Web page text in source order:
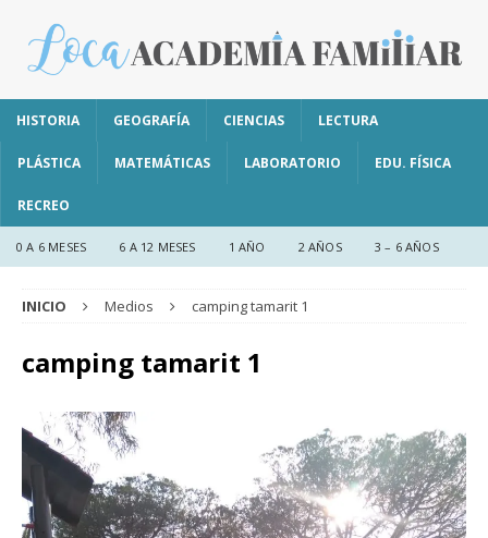
HISTORIA GEOGRAFÍA CIENCIAS LECTURA
PLÁSTICA MATEMÁTICAS LABORATORIO EDU. FÍSICA
RECREO
0 A 6 MESES 6 A 12 MESES 1 AÑO 2 AÑOS 3 – 6 AÑOS
INICIO Medios camping tamarit 1
camping tamarit 1